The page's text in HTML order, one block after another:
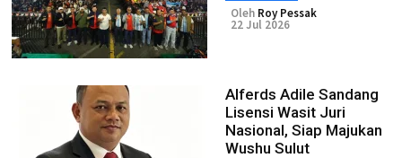
Oleh Roy Pessak
22 Jul 2026
Alferds Adile Sandang
Lisensi Wasit Juri
Nasional, Siap Majukan
Wushu Sulut